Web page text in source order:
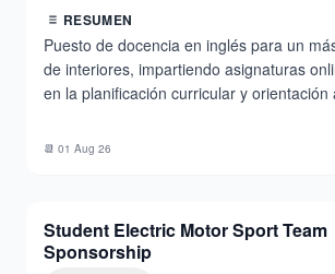
RESUMEN
Puesto de docencia en inglés para un
de interiores, impartiendo asignaturas
en la planificación curricular y orientación
📆 01 Aug 26
Student Electric Motor Sport Team
Sponsorship